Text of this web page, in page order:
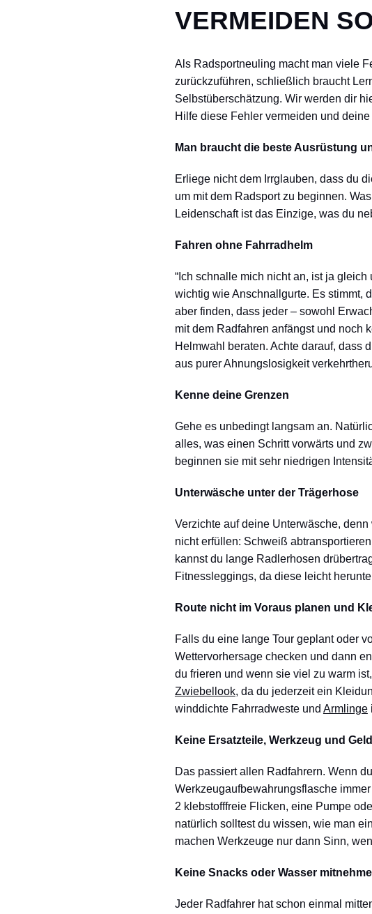
VERMEIDEN
Als Radsportneuling macht man viele
zurückzuführen, schließlich braucht
Selbstüberschätzung. Wir werden dir
Hilfe diese Fehler vermeiden und
Man braucht die beste Ausrüstung
Erliege nicht dem Irrglauben, dass du
um mit dem Radsport zu beginnen.
Leidenschaft ist das Einzige, was du
Fahren ohne Fahrradhelm
“Ich schnalle mich nicht an, ist ja
wichtig wie Anschnallgurte. Es stimmt,
aber finden, dass jeder – sowohl
mit dem Radfahren anfängst und noch
Helmwahl beraten. Achte darauf, dass
aus purer Ahnungslosigkeit
Kenne deine Grenzen
Gehe es unbedingt langsam an.
alles, was einen Schritt vorwärts und
beginnen sie mit sehr niedrigen
Unterwäsche unter der Trägerhose
Verzichte auf deine Unterwäsche, denn
nicht erfüllen: Schweiß
kannst du lange Radlerhosen
Fitnessleggings, da diese leicht
Route nicht im Voraus planen und
Falls du eine lange Tour geplant oder
Wettervorhersage checken und dann
du frieren und wenn sie viel zu warm
Zwiebellook, da du jederzeit ein
winddichte Fahrradweste und Armlinge
Keine Ersatzteile, Werkzeug und
Das passiert allen Radfahrern. Wenn
Werkzeugaufbewahrungsflasche
2 klebstofffreie Flicken, eine Pumpe
natürlich solltest du wissen, wie man
machen Werkzeuge nur dann Sinn,
Keine Snacks oder Wasser
Jeder Radfahrer hat schon einmal